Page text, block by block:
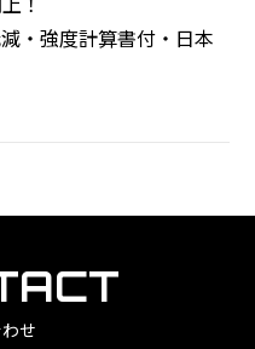
・強度計算書付・日本
せ